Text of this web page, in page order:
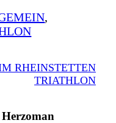
,
RHEINSTETTEN
TRIATHLON